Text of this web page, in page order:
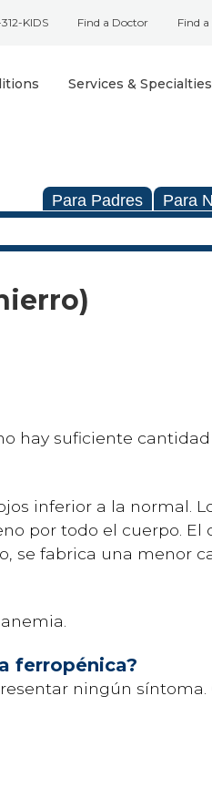
KIDS Find a Doctor Find
Services & Specialties
Para Padres Para
hay suficiente
inferior a la normal.
por todo el cuerpo. El
se fabrica una menor
ferropénica?
ningún síntoma.